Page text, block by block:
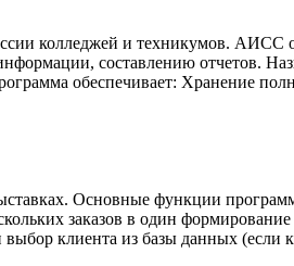
колледжей и техникумов. АИСС
составлению отчетов.
обеспечивает: Хранение
Основные функции
заказов в один
клиента из базы данных (если